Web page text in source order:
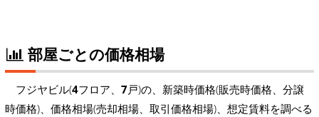
部屋ごとの価格相場
フジヤビル(4フロア、 7戸)の、新築時価格(販売時価格、分譲
時価格)、価格相場(売却相場、取引価格相場)、想定賃料を調べる